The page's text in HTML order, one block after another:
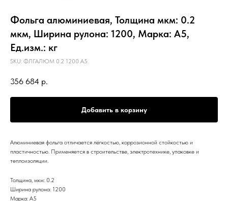
Фольга алюминиевая, Толщина мкм: 0.2
мкм, Ширина рулона: 1200, Марка: А5,
Ед.изм.: кг
SKU: ФЛГАЛЮМ 0.2 1200 А5
356 684 р.
Добавить в корзину
Алюминиевая фольга отличается лёгкостью, коррозионной стойкостью и
пластичностью. Применяется в строительстве, электротехнике, упаковке и
теплоизоляции.
Толщина, мкм: 0.2
Ширина рулона: 1200
Марка: А5